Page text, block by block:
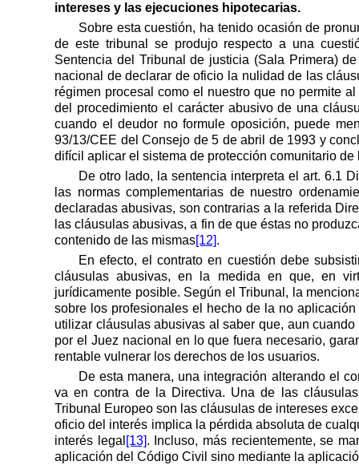
intereses y las ejecuciones hipotecarias.
Sobre esta cuestión, ha tenido ocasión de
de este tribunal se produjo respecto a una
Sentencia del Tribunal de justicia (Sala Primera)
nacional de declarar de oficio la nulidad de las
régimen procesal como el nuestro que no permite
del procedimiento el carácter abusivo de una
cuando el deudor no formule oposición, puede
93/13/CEE del Consejo de 5 de abril de 1993 y
difícil aplicar el sistema de protección comunitario de
De otro lado, la sentencia interpreta el art. 6.1
las normas complementarias de nuestro
declaradas abusivas, son contrarias a la referida
las cláusulas abusivas, a fin de que éstas no
contenido de las mismas[12].
En efecto, el contrato en cuestión debe
cláusulas abusivas, en la medida en que, en
jurídicamente posible. Según el Tribunal, la
sobre los profesionales el hecho de la no
utilizar cláusulas abusivas al saber que, aun
por el Juez nacional en lo que fuera necesario,
rentable vulnerar los derechos de los usuarios.
De esta manera, una integración alterando el
va en contra de
la Directiva. Una de las
Tribunal Europeo son las cláusulas de intereses
oficio del interés implica la pérdida absoluta de
interés legal [13]. Incluso, más recientemente, se
aplicación del Código Civil sino mediante la